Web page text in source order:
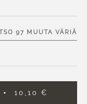
97 MUUTA VÄRIÄ
10,10 €